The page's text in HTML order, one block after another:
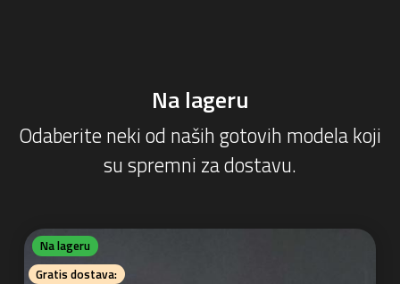
Na lageru
Odaberite neki od naših gotovih modela koji
su spremni za dostavu.
Na lageru
Gratis dostava: